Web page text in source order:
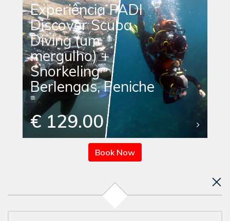
Experiência PADI
Discover Scuba
Diving (um
mergulho) +
Snorkeling
Berlengas, Peniche
€ 129.00
Book Now